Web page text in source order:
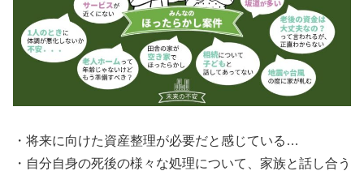
・将来に向けた資産整理が必要だと感じている…
・自分自身の死後の様々な処理について、家族と話し合う